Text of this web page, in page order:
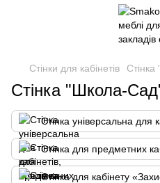
Стінки для кабінетів
Стінка "Школа-
Стінка універсальна для
Стінка для предметних
Стінка для кабінету